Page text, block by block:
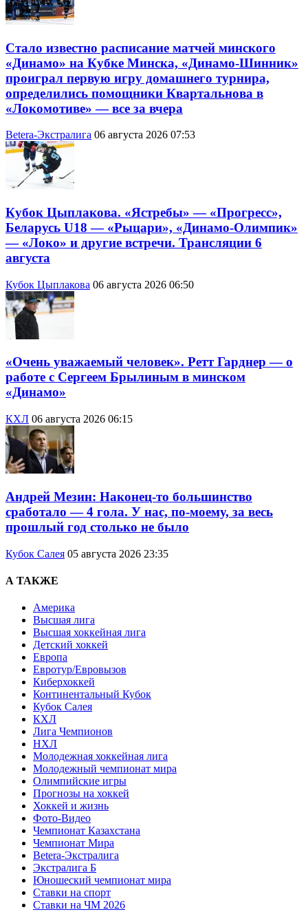
Стало известно расписание матчей минского
«Динамо» на Кубке Минска, «Динамо-Шинник»
проиграл первую игру домашнего турнира,
определились помощники Квартальнова в
«Локомотиве» — все за вчера
Betera-Экстралига 06 августа 2026 07:53
Кубок Цыплакова. «Ястребы» — «Прогресс»,
Беларусь U18 — «Рыцари», «Динамо-Олимпик»
— «Локо» и другие встречи. Трансляции 6
августа
Кубок Цыплакова 06 августа 2026 06:50
«Очень уважаемый человек». Ретт Гарднер — о
работе с Сергеем Брылиным в минском
«Динамо»
КХЛ 06 августа 2026 06:15
Андрей Мезин: Наконец-то большинство
сработало — 4 гола. У нас, по-моему, за весь
прошлый год столько не было
Кубок Салея 05 августа 2026 23:35
А ТАКЖЕ
Америка
Высшая лига
Высшая хоккейная лига
Детский хоккей
Европа
Евротур/Евровызов
Киберхоккей
Континентальный Кубок
Кубок Салея
КХЛ
Лига Чемпионов
НХЛ
Молодежная хоккейная лига
Молодежный чемпионат мира
Олимпийские игры
Прогнозы на хоккей
Хоккей и жизнь
Фото-Видео
Чемпионат Казахстана
Чемпионат Мира
Betera-Экстралига
Экстралига Б
Юношеский чемпионат мира
Ставки на спорт
Ставки на ЧМ 2026